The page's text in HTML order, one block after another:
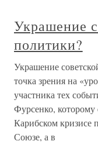
Украшение
политики?
Украшение
точка зрения на
участника тех
Фурсенко,
Карибском кризисе
Союзе, а в